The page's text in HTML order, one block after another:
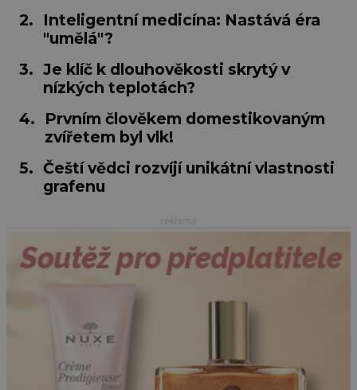
2.
Inteligentní medicína: Nastává éra
"umělá"?
3. Je klíč k dlouhověkosti skrytý v
nízkých teplotách?
4.
Prvním člověkem domestikovaným
zvířetem byl vlk!
5. Čeští vědci rozvíjí unikátní vlastnosti
grafenu